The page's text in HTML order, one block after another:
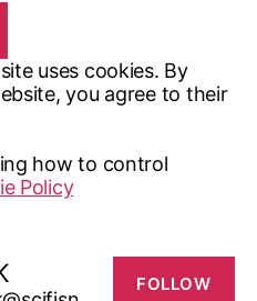
uses cookies. By
you agree to their
how to control
Policy
FOLLOW